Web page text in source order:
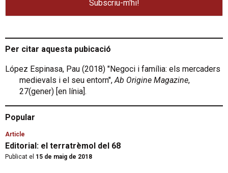
Per citar aquesta pubicació
López Espinasa, Pau (2018) "Negoci i família: els mercaders
medievals i el seu entorn", Ab Origine Magazine,
27(gener) [en línia].
Popular
Article
Editorial: el terratrèmol del 68
Publicat el 15 de maig de 2018